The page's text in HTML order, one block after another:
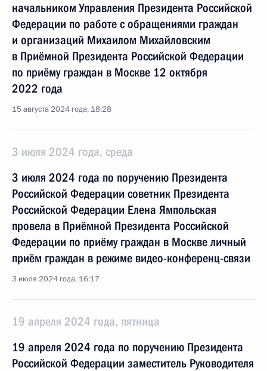
начальником Управления Президента Российской
Федерации по работе с обращениями граждан
и организаций Михаилом Михайловским
в Приёмной Президента Российской Федерации
по приёму граждан в Москве 12 октября
2022 года
15 августа 2024 года, 18:28
3 июля 2024 года, среда
3 июля 2024 года по поручению Президента
Российской Федерации советник Президента
Российской Федерации Елена Ямпольская
провела в Приёмной Президента Российской
Федерации по приёму граждан в Москве личный
приём граждан в режиме видео-конференц-связи
3 июля 2024 года, 16:17
19 апреля 2024 года, пятница
19 апреля 2024 года по поручению Президента
Российской Федерации заместитель Руководителя